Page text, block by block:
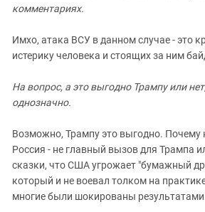
комментариях.
Имхо, атака ВСУ в данном случае - это
истерику человека и стоящих за ним
На вопрос, а это выгодно Трампу или
однозначно.
Возможно, Трампу это выгодно. Почему
Россия - не главный вызов для Трампа
сказки, что США угрожает "бумажный
который и не воевал толком на
многие были шокированы